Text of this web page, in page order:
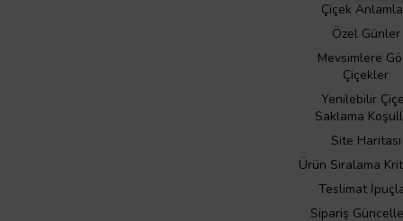
Çiçek
Özel Günler
Mevsimlere
Çiçekler
Yenilebilir
Saklama
Site Haritası
Ürün Sıralama
Teslimat
Sipariş